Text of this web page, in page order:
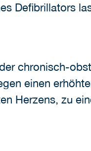
Defibrillators
chronisch-
einen
Herzens, zu